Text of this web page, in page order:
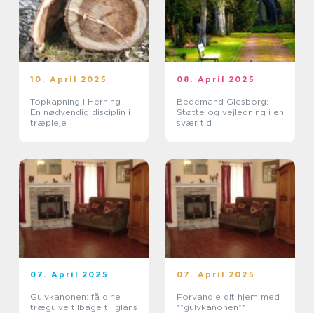
10. April 2025
Topkapning i Herning –
En nødvendig disciplin i
træpleje
08. April 2025
Bedemand Glesborg:
Støtte og vejledning i en
svær tid
07. April 2025
Gulvkanonen: få dine
trægulve tilbage til glans
07. April 2025
Forvandle dit hjem med
**gulvkanonen**